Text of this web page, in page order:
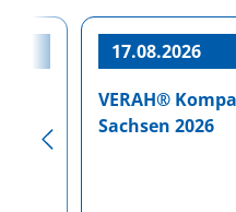
17.08.2026
VERAH®
Sachsen 2026